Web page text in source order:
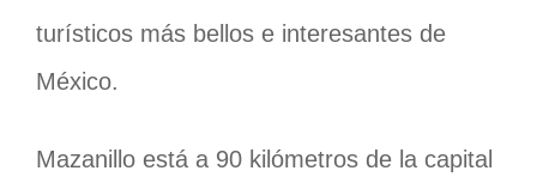
turísticos más bellos e interesantes de
México.
Mazanillo está a 90 kilómetros de la capital